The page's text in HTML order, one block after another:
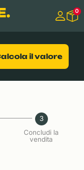
0
Calcola il valore
3
Concludi la
vendita